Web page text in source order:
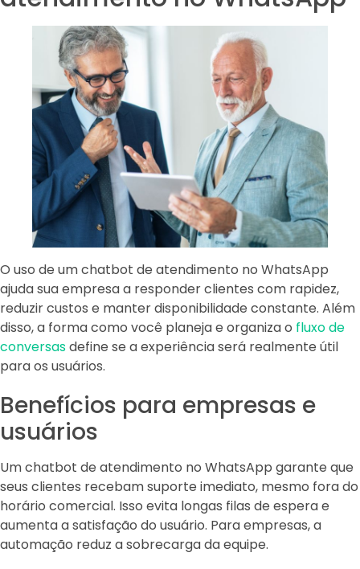
O uso de um chatbot de atendimento no WhatsApp
ajuda sua empresa a responder clientes com rapidez,
reduzir custos e manter disponibilidade constante. Além
disso, a forma como você planeja e organiza o fluxo de
conversasdefine se a experiência será realmente útil
para os usuários.
Benefícios para empresas e
usuários
Um chatbot de atendimento no WhatsApp garante que
seus clientes recebam suporte imediato, mesmo fora do
horário comercial. Isso evita longas filas de espera e
aumenta a satisfação do usuário. Para empresas, a
automação reduz a sobrecarga da equipe.